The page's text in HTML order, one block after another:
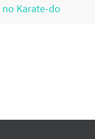
Karate-do